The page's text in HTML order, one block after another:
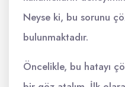
Neyse ki, bu sorunu
bulunmaktadır.
Öncelikle, bu hatayı